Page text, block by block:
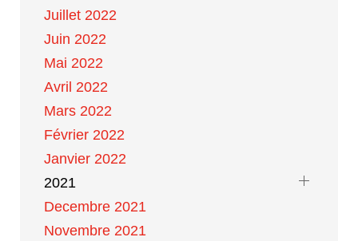
Juillet 2022
Juin 2022
Mai 2022
Avril 2022
Mars 2022
Février 2022
Janvier 2022
2021
Decembre 2021
Novembre 2021